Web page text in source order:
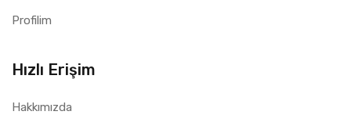
Profilim
Hızlı Erişim
Hakkımızda